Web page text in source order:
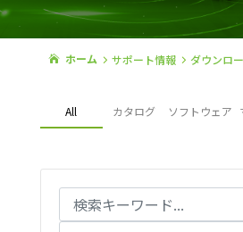
 ホーム5 サポート情報5 ダウンロ
All カタログ ソフトウェア